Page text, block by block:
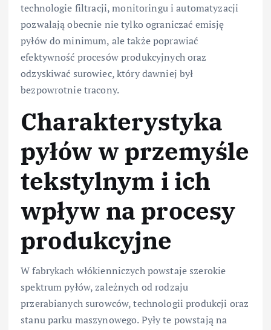
technologie filtracji, monitoringu i automatyzacji
pozwalają obecnie nie tylko ograniczać emisję
pyłów do minimum, ale także poprawiać
efektywność procesów produkcyjnych oraz
odzyskiwać surowiec, który dawniej był
bezpowrotnie tracony.
Charakterystyka
pyłów w przemyśle
tekstylnym i ich
wpływ na procesy
produkcyjne
W fabrykach włókienniczych powstaje szerokie
spektrum pyłów, zależnych od rodzaju
przerabianych surowców, technologii produkcji oraz
stanu parku maszynowego. Pyły te powstają na